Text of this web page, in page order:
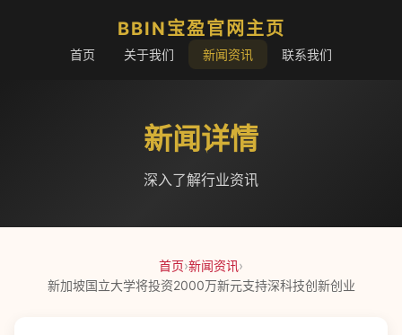
BBIN宝盈官网主页
首页 关于我们 新闻资讯 联系我们
新闻详情
深入了解行业资讯
首页›新闻资讯›
新加坡国立大学将投资2000万新元支持深科技创新创业